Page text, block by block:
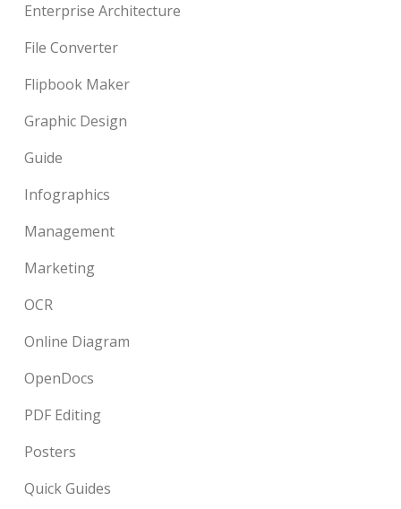
Enterprise Architecture
File Converter
Flipbook Maker
Graphic Design
Guide
Infographics
Management
Marketing
OCR
Online Diagram
OpenDocs
PDF Editing
Posters
Quick Guides